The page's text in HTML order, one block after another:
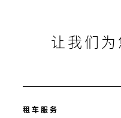
让我们
租车服务